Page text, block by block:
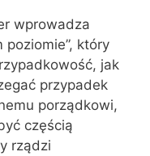
wprowadza
poziomie”, który
jak
przypadek
porządkowi,
częścią
rządzi